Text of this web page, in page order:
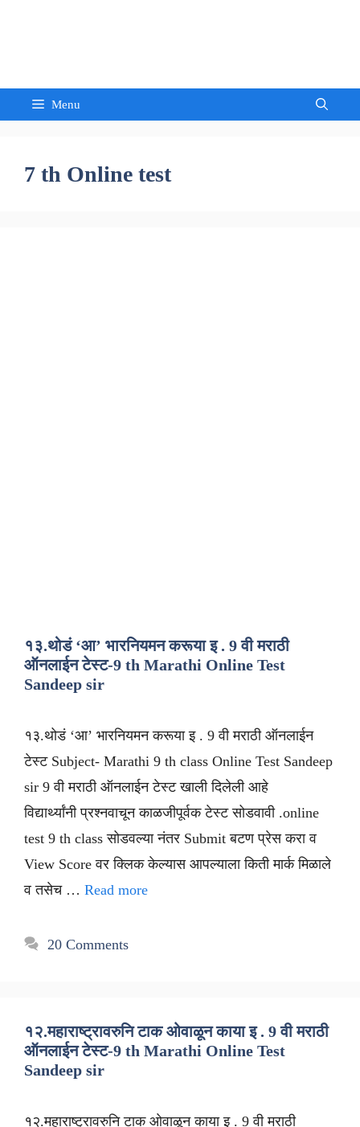
Menu
7 th Online test
१३.थोडं ‘आ’ भारनियमन करूया इ . 9 वी मराठी
ऑनलाईन टेस्ट-9 th Marathi Online Test
Sandeep sir
१३.थोडं ‘आ’ भारनियमन करूया इ . 9 वी मराठी ऑनलाईन
टेस्ट Subject- Marathi 9 th class Online Test Sandeep
sir 9 वी मराठी ऑनलाईन टेस्ट खाली दिलेली आहे
विद्यार्थ्यांनी प्रश्नवाचून काळजीपूर्वक टेस्ट सोडवावी .online
test 9 th class सोडवल्या नंतर Submit बटण प्रेस करा व
View Score वर क्लिक केल्यास आपल्याला किती मार्क मिळाले
व तसेच … Read more
20 Comments
१२.महाराष्ट्रावरुनि टाक ओवाळून काया इ . 9 वी मराठी
ऑनलाईन टेस्ट-9 th Marathi Online Test
Sandeep sir
१२.महाराष्ट्रावरुनि टाक ओवाळून काया इ . 9 वी मराठी